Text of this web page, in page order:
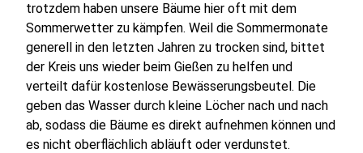
trotzdem haben unsere Bäume hier oft mit dem
Sommerwetter zu kämpfen. Weil die Sommermonate
generell in den letzten Jahren zu trocken sind, bittet
der Kreis uns wieder beim Gießen zu helfen und
verteilt dafür kostenlose Bewässerungsbeutel. Die
geben das Wasser durch kleine Löcher nach und nach
ab, sodass die Bäume es direkt aufnehmen können und
es nicht oberflächlich abläuft oder verdunstet.